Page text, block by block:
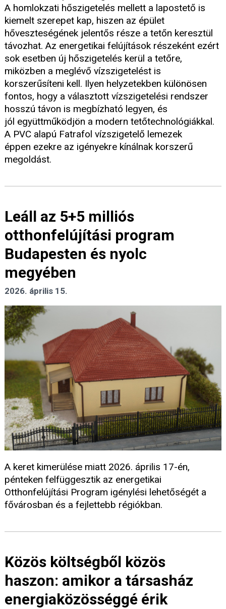
A homlokzati hőszigetelés mellett a lapostető is
kiemelt szerepet kap, hiszen az épület
hőveszteségének jelentős része a tetőn keresztül
távozhat. Az energetikai felújítások részeként ezért
sok esetben új hőszigetelés kerül a tetőre,
miközben a meglévő vízszigetelést is
korszerűsíteni kell. Ilyen helyzetekben különösen
fontos, hogy a választott vízszigetelési rendszer
hosszú távon is megbízható legyen, és
jól együttműködjön a modern tetőtechnológiákkal.
A PVC alapú Fatrafol vízszigetelő lemezek
éppen ezekre az igényekre kínálnak korszerű
megoldást.
Leáll az 5+5 milliós
otthonfelújítási program
Budapesten és nyolc
megyében
2026. április 15.
A keret kimerülése miatt 2026. április 17-én,
pénteken felfüggesztik az energetikai
Otthonfelújítási Program igénylési lehetőségét a
fővárosban és a fejlettebb régiókban.
Közös költségből közös
haszon: amikor a társasház
energiaközösséggé érik